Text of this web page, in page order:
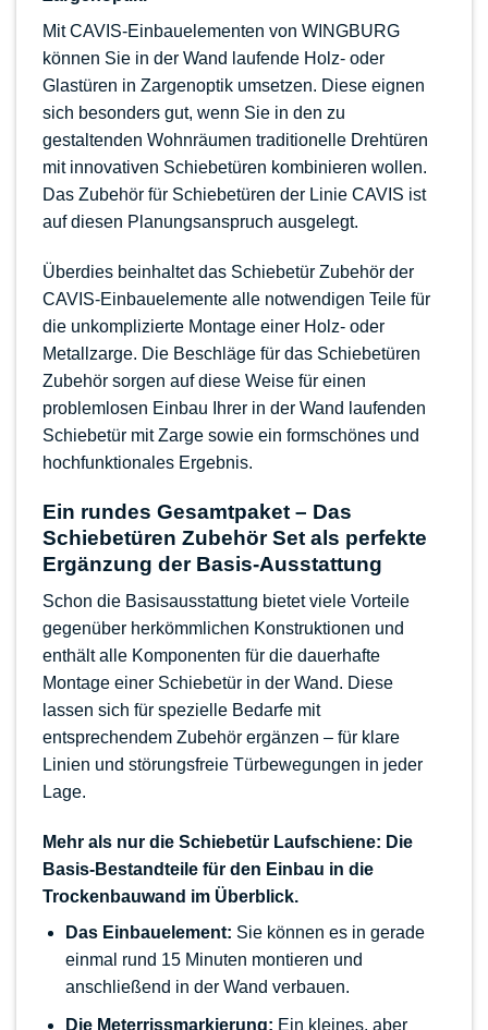
Mit CAVIS-Einbauelementen von WINGBURG
können Sie in der Wand laufende Holz- oder
Glastüren in Zargenoptik umsetzen. Diese eignen
sich besonders gut, wenn Sie in den zu
gestaltenden Wohnräumen traditionelle Drehtüren
mit innovativen Schiebetüren kombinieren wollen.
Das Zubehör für Schiebetüren der Linie CAVIS ist
auf diesen Planungsanspruch ausgelegt.
Überdies beinhaltet das Schiebetür Zubehör der
CAVIS-Einbauelemente alle notwendigen Teile für
die unkomplizierte Montage einer Holz- oder
Metallzarge. Die Beschläge für das Schiebetüren
Zubehör sorgen auf diese Weise für einen
problemlosen Einbau Ihrer in der Wand laufenden
Schiebetür mit Zarge sowie ein formschönes und
hochfunktionales Ergebnis.
Ein rundes Gesamtpaket – Das
Schiebetüren Zubehör Set als perfekte
Ergänzung der Basis-Ausstattung
Schon die Basisausstattung bietet viele Vorteile
gegenüber herkömmlichen Konstruktionen und
enthält alle Komponenten für die dauerhafte
Montage einer Schiebetür in der Wand. Diese
lassen sich für spezielle Bedarfe mit
entsprechendem Zubehör ergänzen – für klare
Linien und störungsfreie Türbewegungen in jeder
Lage.
Mehr als nur die Schiebetür Laufschiene: Die
Basis-Bestandteile für den Einbau in die
Trockenbauwand im Überblick.
Das Einbauelement: Sie können es in gerade
einmal rund 15 Minuten montieren und
anschließend in der Wand verbauen.
Die Meterrissmarkierung: Ein kleines, aber